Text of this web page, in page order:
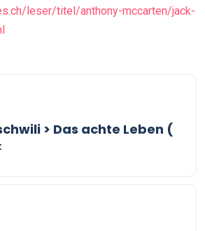
leser/titel/anthony-mccarten/jack-
> Das achte Leben (